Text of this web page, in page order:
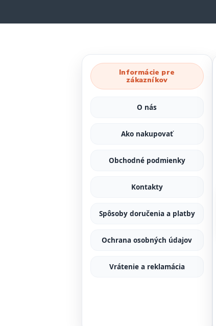
Informácie pre
zákazníkov
O nás
Ako nakupovať
Obchodné podmienky
Kontakty
Spôsoby doručenia a platby
Ochrana osobných údajov
Vrátenie a reklamácia